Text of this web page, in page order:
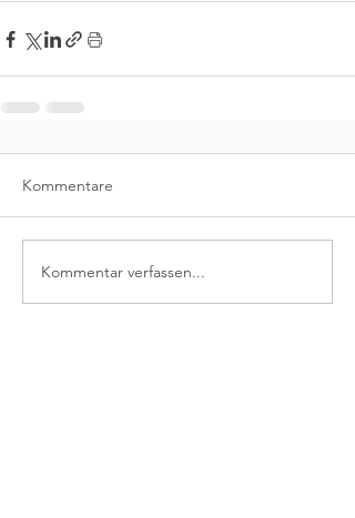
Kommentare
Kommentar verfassen...